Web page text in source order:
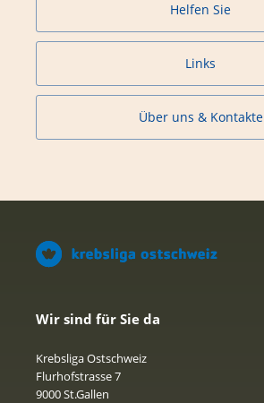
Helfen Sie
Links
Über uns & Kontakte
Wir sind für Sie da
Krebsliga Ostschweiz
Flurhofstrasse 7
9000 St.Gallen